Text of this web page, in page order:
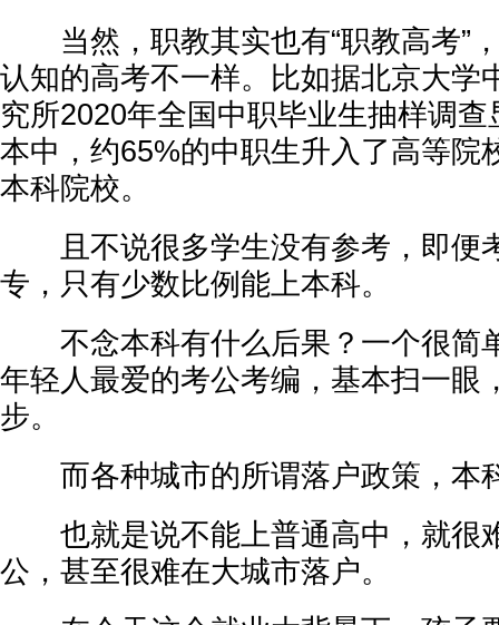
当然，职教其实也有“职教高考”
认知的高考不一样。比如据北京大学
究所2020年全国中职毕业生抽样调
本中，约65%的中职生升入了高等院
本科院校。
且不说很多学生没有参考，即便
专，只有少数比例能上本科。
不念本科有什么后果？一个很简
年轻人最爱的考公考编，基本扫一眼
步。
而各种城市的所谓落户政策，本
也就是说不能上普通高中，就很
公，甚至很难在大城市落户。